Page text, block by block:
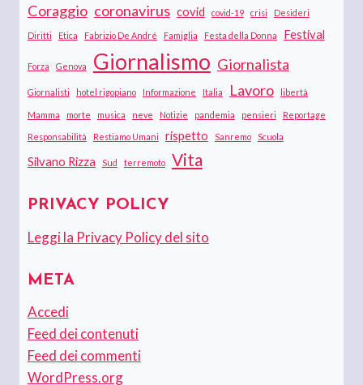
Coraggio coronavirus covid covid-19 crisi Desideri
Diritti Etica Fabrizio De André Famiglia Festa della Donna Festival
Forza Genova Giornalismo Giornalista
Giornalisti hotel rigopiano Informazione Italia Lavoro libertà
Mamma morte musica neve Notizie pandemia pensieri Reportage
Responsabilità Restiamo Umani rispetto Sanremo Scuola
Silvano Rizza Sud terremoto Vita
PRIVACY POLICY
Leggi la Privacy Policy del sito
META
Accedi
Feed dei contenuti
Feed dei commenti
WordPress.org